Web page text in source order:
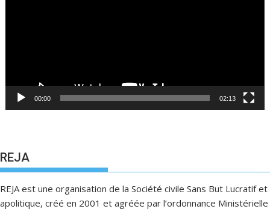
00:00 02:13
REJA
REJA est une organisation de la Société civile Sans But Lucratif et
apolitique, créé en 2001 et agréée par l’ordonnance Ministérielle